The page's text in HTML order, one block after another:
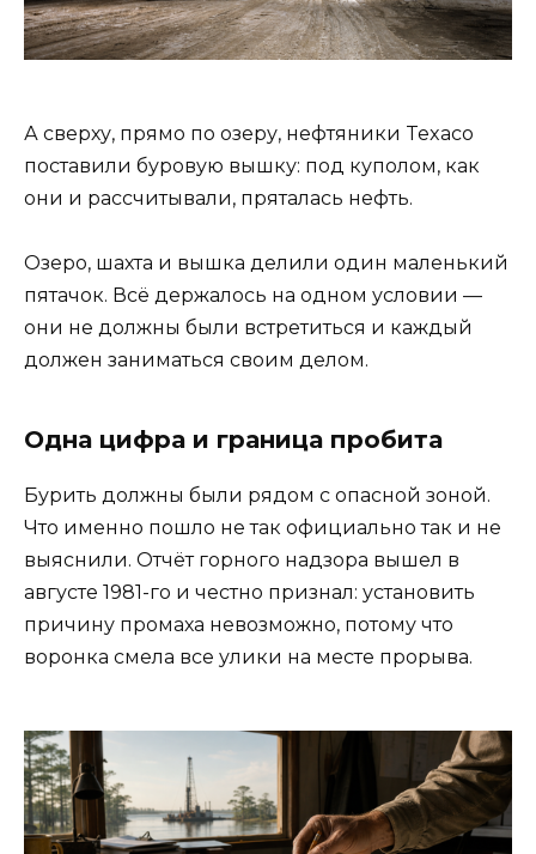
А сверху, прямо по озеру, нефтяники Texaco
поставили буровую вышку: под куполом, как
они и рассчитывали, пряталась нефть.
Озеро, шахта и вышка делили один маленький
пятачок. Всё держалось на одном условии —
они не должны были встретиться и каждый
должен заниматься своим делом.
Одна цифра и граница пробита
Бурить должны были рядом с опасной зоной.
Что именно пошло не так официально так и не
выяснили. Отчёт горного надзора вышел в
августе 1981-го и честно признал: установить
причину промаха невозможно, потому что
воронка смела все улики на месте прорыва.